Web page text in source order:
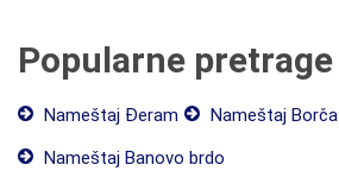
Popularne pretrage
Nameštaj Đeram
Nameštaj Borča
Nameštaj Banovo brdo